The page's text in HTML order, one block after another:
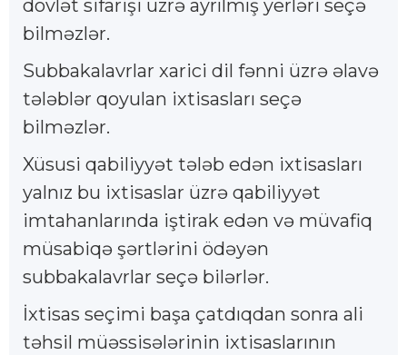
dövlət sifarişi üzrə ayrılmış yerləri seçə
bilməzlər.
Subbakalavrlar xarici dil fənni üzrə əlavə
tələblər qoyulan ixtisasları seçə
bilməzlər.
Xüsusi qabiliyyət tələb edən ixtisasları
yalnız bu ixtisaslar üzrə qabiliyyət
imtahanlarında iştirak edən və müvafiq
müsabiqə şərtlərini ödəyən
subbakalavrlar seçə bilərlər.
İxtisas seçimi başa çatdıqdan sonra ali
təhsil müəssisələrinin ixtisaslarının